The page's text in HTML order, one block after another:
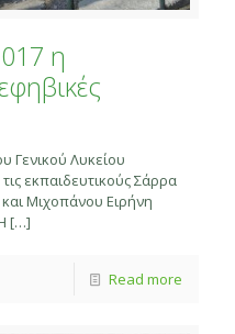
η
Γενικού Λυκείου
εκπαιδευτικούς Σάρρα
Μιχοπάνου Ειρήνη
[…]
Read more